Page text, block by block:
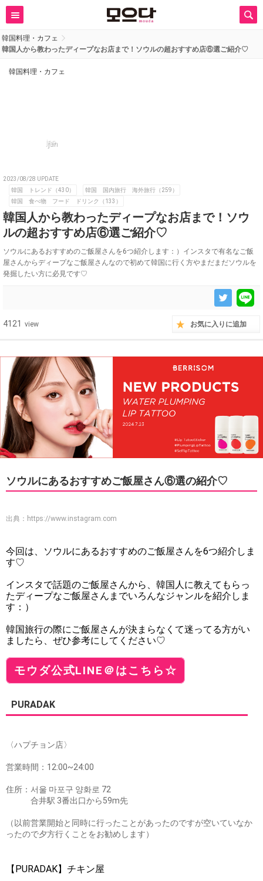
韓国料理・カフェ
韓国人から教わったディープなお店まで！ソウルの超おすすめ店⑥選ご紹介♡
韓国料理・カフェ
jan
2023/08/28 UPDATE
韓国 トレンド（430）
韓国 国内旅行 海外旅行（259）
韓国 食べ物 フード ドリンク（133）
韓国人から教わったディープなお店まで！ソウ
ルの超おすすめ店⑥選ご紹介♡
ソウルにあるおすすめのご飯屋さんを6つ紹介します：）インスタで有名なご飯
屋さんからディープなご飯屋さんなので初めて韓国に行く方やまだまだソウルを
発掘したい方に必見です♡
4121 view お気に入りに追加
ソウルにあるおすすめご飯屋さん⑥選の紹介♡
出典： https://www.instagram.com
今回は、ソウルにあるおすすめのご飯屋さんを6つ紹介しま
す♡
インスタで話題のご飯屋さんから、韓国人に教えてもらっ
たディープなご飯屋さんまでいろんなジャンルを紹介しま
す：）
韓国旅行の際にご飯屋さんが決まらなくて迷ってる方がい
ましたら、ぜひ参考にしてください♡
モウダ公式LINE＠はこちら☆
PURADAK
〈ハプチョン店〉
営業時間：12:00~24:00
住所：서울 마포구 양화로 72
合井駅 3番出口から59m先
（以前営業開始と同時に行ったことがあったのですが空いていなか
ったので夕方行くことをお勧めします）
【PURADAK】チキン屋